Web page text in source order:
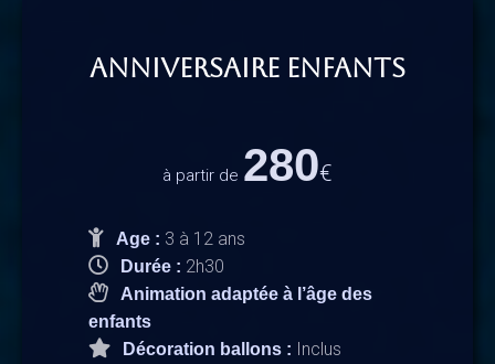
ANNIVERSAIRE ENFANTS
à partir de 280€
Age : 3 à 12 ans
Durée : 2h30
Animation adaptée à l’âge des
enfants
Décoration ballons : Inclus